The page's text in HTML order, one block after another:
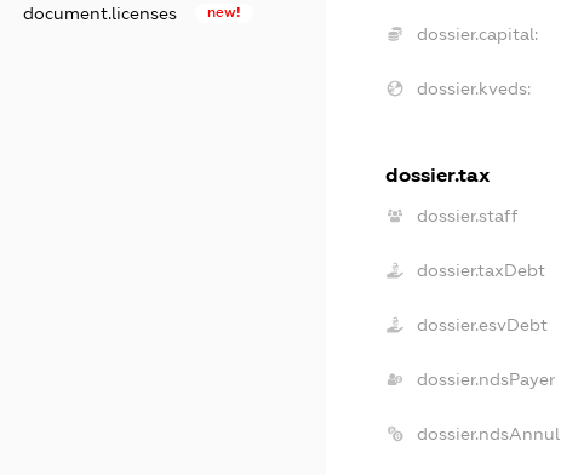
document.licenses new!
dossier.capital:
dossier.kveds:
dossier.tax
dossier.staff
dossier.taxDebt
dossier.esvDebt
dossier.ndsPayer
dossier.ndsAnnul